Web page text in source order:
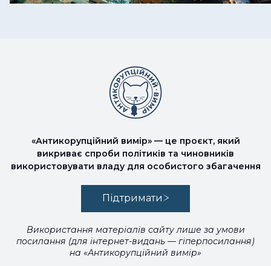
«Антикорупційний вимір» — це проєкт, який
викриває спроби політиків та чиновників
використовувати владу для особистого збагачення
Підтримати
Використання матеріалів сайту лише за умови
посилання (для інтернет-видань — гіперпосилання)
на «Антикорупційний вимір»